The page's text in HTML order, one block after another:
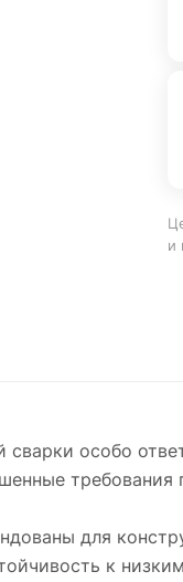
и
особо
требования
для
к